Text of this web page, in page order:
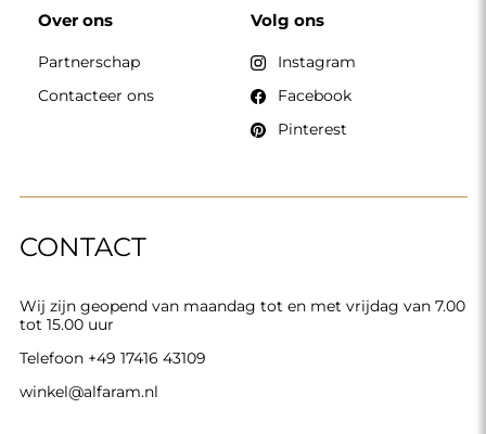
CONTACT
Wij zijn geopend van maandag tot en met vrijdag van 7.00
tot 15.00 uur
Telefoon +49 17416 43109
winkel@alfaram.nl
Over ons
Partnerschap
Contacteer ons
Volg ons
Instagram
Facebook
Pinterest